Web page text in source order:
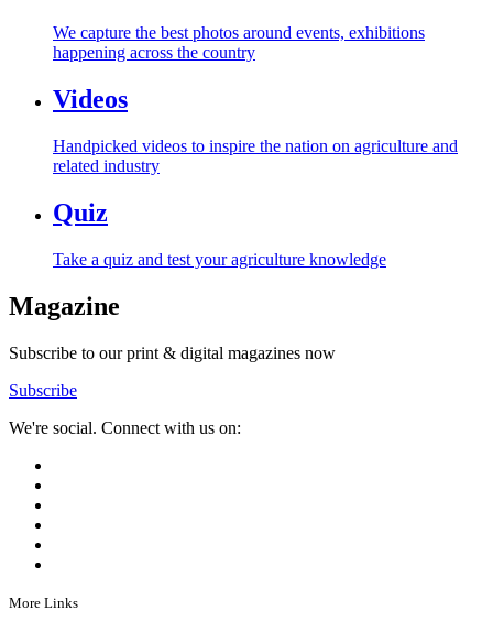
We capture the best photos around events, exhibitions
happening across the country
Videos
Handpicked videos to inspire the nation on agriculture and
related industry
Quiz
Take a quiz and test your agriculture knowledge
Magazine
Subscribe to our print & digital magazines now
Subscribe
We're social. Connect with us on:
More Links